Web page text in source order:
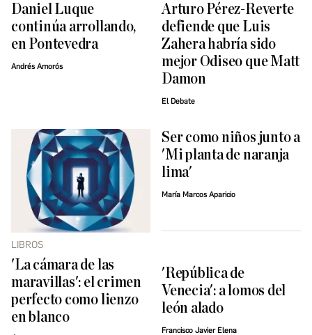
Daniel Luque
continúa arrollando,
en Pontevedra
Andrés Amorós
Arturo Pérez-Reverte
defiende que Luis
Zahera habría sido
mejor Odiseo que Matt
Damon
El Debate
LIBROS
'La cámara de las
maravillas': el crimen
perfecto como lienzo
en blanco
Ser como niños junto a
'Mi planta de naranja
lima'
María Marcos Aparicio
'República de
Venecia': a lomos del
león alado
Francisco Javier Elena